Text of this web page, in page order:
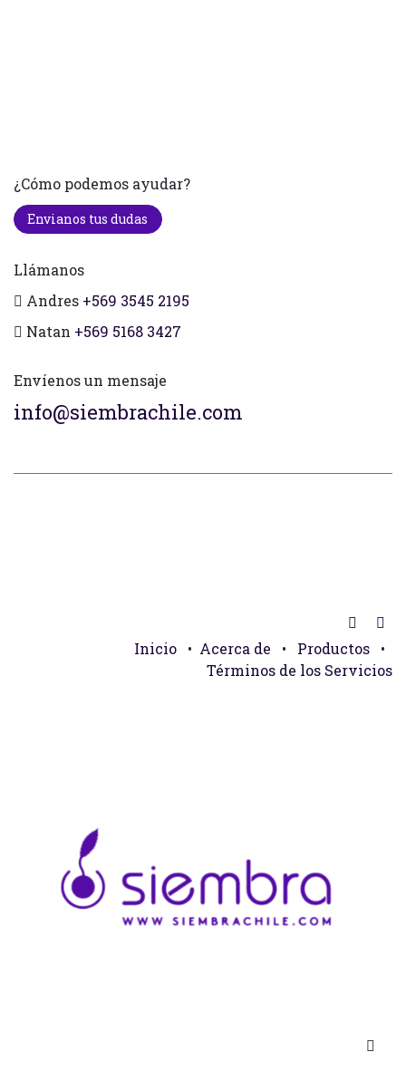
¿Cómo podemos ayudar?
Envianos tus dudas
Llámanos
Andres +569 3545 2195
Natan +569 5168 3427
Envíenos un mensaje
info@siembrachile.com
Inicio • Acerca de • Productos
•
Términos de los Servicios